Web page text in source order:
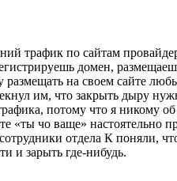
трафик по сайтам
домен,
размещать на своем сайте
им, что закрыть дыру
потому что я никому
«ты чо ваще» настоятельно
отдела К поняли,
и зарыть где-нибудь.